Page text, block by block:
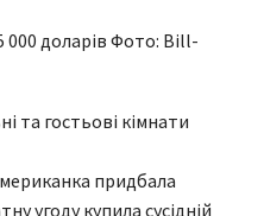
000 доларів Фото: Bill-
та гостьові кімнати
придбала
угоду купила сусідній